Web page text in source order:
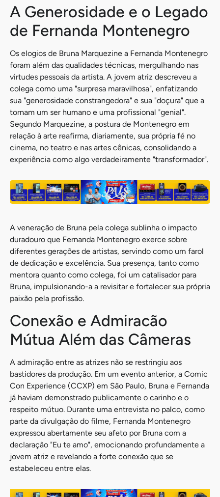
A Generosidade e o Legado
de Fernanda Montenegro
Os elogios de Bruna Marquezine a Fernanda Montenegro
foram além das qualidades técnicas, mergulhando nas
virtudes pessoais da artista. A jovem atriz descreveu a
colega como uma "surpresa maravilhosa", enfatizando
sua "generosidade constrangedora" e sua "doçura" que a
tornam um ser humano e uma profissional "genial".
Segundo Marquezine, a postura de Montenegro em
relação à arte reafirma, diariamente, sua própria fé no
cinema, no teatro e nas artes cênicas, consolidando a
experiência como algo verdadeiramente "transformador".
A veneração de Bruna pela colega sublinha o impacto
duradouro que Fernanda Montenegro exerce sobre
diferentes gerações de artistas, servindo como um farol
de dedicação e excelência. Sua presença, tanto como
mentora quanto como colega, foi um catalisador para
Bruna, impulsionando-a a revisitar e fortalecer sua própria
paixão pela profissão.
Conexão e Admiracão
Mútua Além das Câmeras
A admiração entre as atrizes não se restringiu aos
bastidores da produção. Em um evento anterior, a Comic
Con Experience (CCXP) em São Paulo, Bruna e Fernanda
já haviam demonstrado publicamente o carinho e o
respeito mútuo. Durante uma entrevista no palco, como
parte da divulgação do filme, Fernanda Montenegro
expressou abertamente seu afeto por Bruna com a
declaração "Eu te amo", emocionando profundamente a
jovem atriz e revelando a forte conexão que se
estabeleceu entre elas.